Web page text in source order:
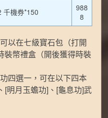
千機券*150
988
8
以在七級寶石包（打開
裝幣禮盒（開後獲得時裝
四選一，可在以下四本
[明月玉蟾功]、[龜息功]武